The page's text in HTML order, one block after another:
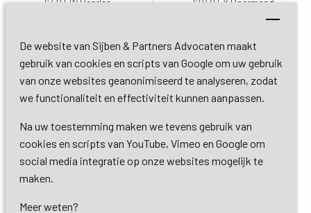
De website van Sijben & Partners Advocaten maakt
gebruik van cookies en scripts van Google om uw gebruik
van onze websites geanonimiseerd te analyseren, zodat
we functionaliteit en effectiviteit kunnen aanpassen.
Na uw toestemming maken we tevens gebruik van
cookies en scripts van YouTube, Vimeo en Google om
social media integratie op onze websites mogelijk te
maken.
Meer weten?
6411 EW Heerlen
6049 LX Roermond
Routebeschrijving
Bezoekadres De Bilt
Soestdijkseweg Zuid 13
3732 HC De Bilt (Utrecht)
Copyright 2026 © Sijben & Partners